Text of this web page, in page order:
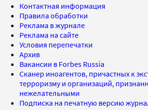
Контактная информация
Правила обработки
Реклама в журнале
Реклама на сайте
Условия перепечатки
Архив
Вакансии в Forbes Russia
Сканер иноагентов, причастных к
терроризму и организаций,
нежелательными
Подписка на печатную версию